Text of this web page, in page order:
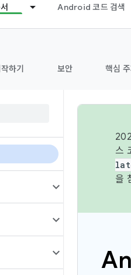
Android 코드 검색
하기 보안 핵심
스
을